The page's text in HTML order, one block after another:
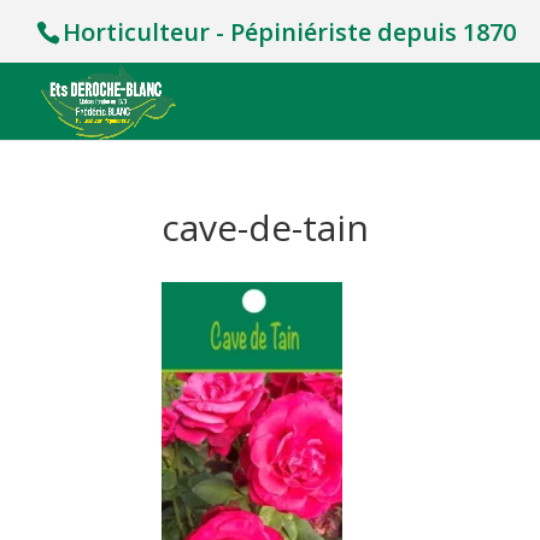
Horticulteur - Pépiniériste depuis 1870
cave-de-tain